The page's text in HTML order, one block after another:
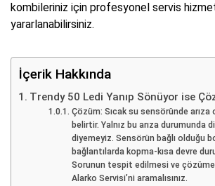
kombileriniz için profesyonel servis
yararlanabilirsiniz.
İçerik Hakkında
Trendy 50 Ledi Yanıp Sönüyor ise
Çözüm: Sıcak su sensöründe arıza
belirtir. Yalnız bu arıza durumunda
diyemeyiz. Sensörün bağlı olduğu
bağlantılarda kopma-kısa devre
Sorunun tespit edilmesi ve çözüme
Alarko Servisi’ni aramalısınız.